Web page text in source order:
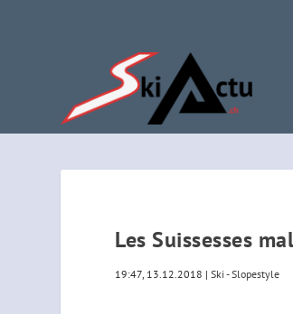
Les Suissesses
19:47, 13.12.2018 |Ski - Slopestyle